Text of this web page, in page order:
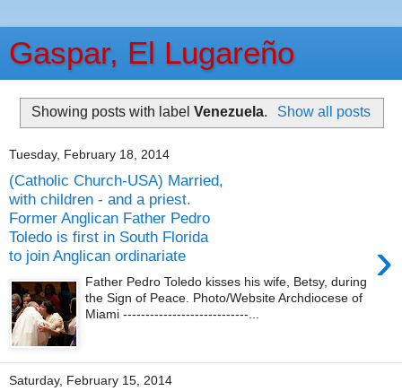
Gaspar, El Lugareño
Showing posts with labelVenezuela. Show all posts
Tuesday, February 18, 2014
(Catholic Church-USA) Married,
with children - and a priest.
Former Anglican Father Pedro
Toledo is first in South Florida
to join Anglican ordinariate
›
Father Pedro Toledo kisses his wife, Betsy, during
the Sign of Peace. Photo/Website Archdiocese of
Miami ----------------------------...
Saturday, February 15, 2014